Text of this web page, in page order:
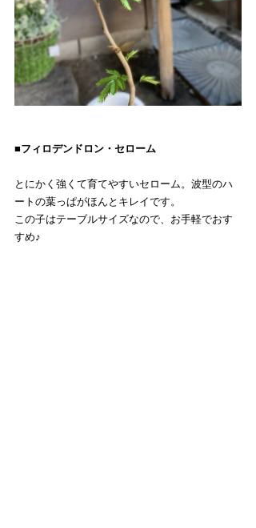
■フィロデンドロン・セローム
とにかく強くて育てやすいセローム。波型のハ
ートの葉っぱがほんとキレイです。
この子はテーブルサイズなので、お手軽でおす
すめ♪